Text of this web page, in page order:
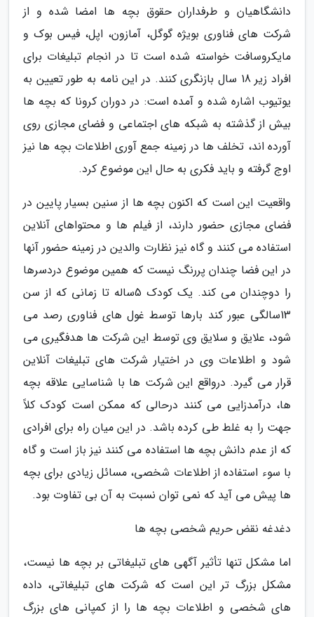
دانشگاهیان و طرفداران حقوق بچه ها امضا شده و از
شرکت های فناوری بویژه گوگل، آمازون، اپل، فیس بوک و
مایکروسافت خواسته شده است تا در انجام تبلیغات برای
افراد زیر 18 سال بازنگری کنند. در این نامه به طور تعیین به
یوتیوب اشاره شده و آمده است: در دوران کرونا که بچه ها
بیش از گذشته به شبکه های اجتماعی و فضای مجازی روی
آورده اند، تخلف ها در زمینه جمع آوری اطلاعات بچه ها نیز
اوج گرفته و باید فکری به حال این موضوع کرد.
واقعیت این است که اکنون بچه ها از سنین بسیار پایین در
فضای مجازی حضور دارند، از فیلم ها و محتواهای آنلاین
استفاده می کنند و گاه نیز نظارت والدین در زمینه حضور آنها
در این فضا چندان پررنگ نیست که همین موضوع دردسرها
را دوچندان می کند. یک کودک 5ساله تا زمانی که از سن
13سالگی عبور کند بارها توسط غول های فناوری رصد می
شود، علایق و سلایق وی توسط این شرکت ها هدفگیری می
شود و اطلاعات وی در اختیار شرکت های تبلیغات آنلاین
قرار می گیرد. درواقع این شرکت ها با شناسایی علاقه بچه
ها، درآمدزایی می کنند درحالی که ممکن است کودک کلاً
جهت را به غلط طی کرده باشد. در این میان راه برای افرادی
که از عدم دانش بچه ها استفاده می کنند نیز باز است و گاه
با سوء استفاده از اطلاعات شخصی، مسائل زیادی برای بچه
ها پیش می آید که نمی توان نسبت به آن بی تفاوت بود.
دغدغه نقض حریم شخصی بچه ها
اما مشکل تنها تأثیر آگهی های تبلیغاتی بر بچه ها نیست،
مشکل بزرگ تر این است که شرکت های تبلیغاتی، داده
های شخصی و اطلاعات بچه ها را از کمپانی های بزرگ